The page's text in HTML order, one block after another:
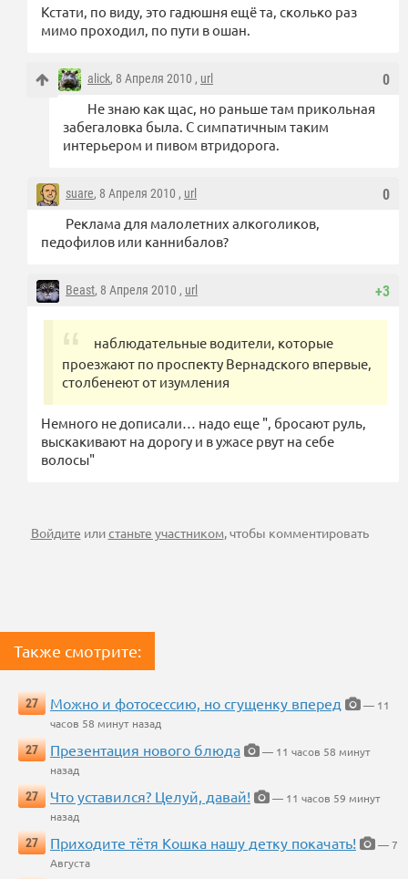
Кстати, по виду, это гадюшня ещё та, сколько раз
мимо проходил, по пути в ошан.
0
alick, 8 Апреля 2010 , url
Не знаю как щас, но раньше там прикольная
забегаловка была. С симпатичным таким
интерьером и пивом втридорога.
0
suare, 8 Апреля 2010 , url
Реклама для малолетних алкоголиков,
педофилов или каннибалов?
+3
Beast, 8 Апреля 2010 , url
наблюдательные водители, которые
проезжают по проспекту Вернадского впервые,
столбенеют от изумления
Немного не дописали… надо еще ", бросают руль,
выскакивают на дорогу и в ужасе рвут на себе
волосы"
Войдите илистаньте участником, чтобы комментировать
Также смотрите:
27 Можно и фотосессию, но сгущенку вперед
— 11
часов 58 минут назад
27
Презентация нового блюда
— 11 часов 58 минут
назад
27
Что уставился? Целуй, давай!
— 11 часов 59 минут
назад
27
Приходите тётя Кошка нашу детку покачать!
— 7
Августа